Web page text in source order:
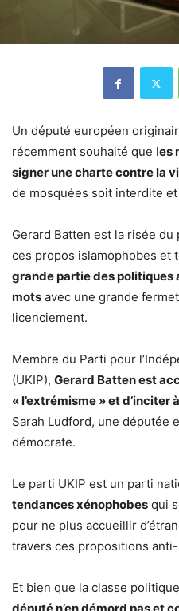
Un député européen
récemment souhaité que les
signer une charte contre la
de mosquées soit interdite
Gerard Batten est la risée du
ces propos islamophobes et
grande partie des politiques
mots avec une grande
licenciement.
Membre du Parti pour
(UKIP), Gerard Batten est
« l’extrémisme » et d’inciter
Sarah Ludford, une députée
démocrate.
Le parti UKIP est un parti
tendances xénophobes qui
pour ne plus accueillir
travers ces propositions
Et bien que la classe